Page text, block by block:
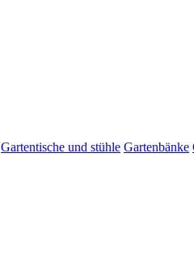
Gartentische und stühle Gartenbänke